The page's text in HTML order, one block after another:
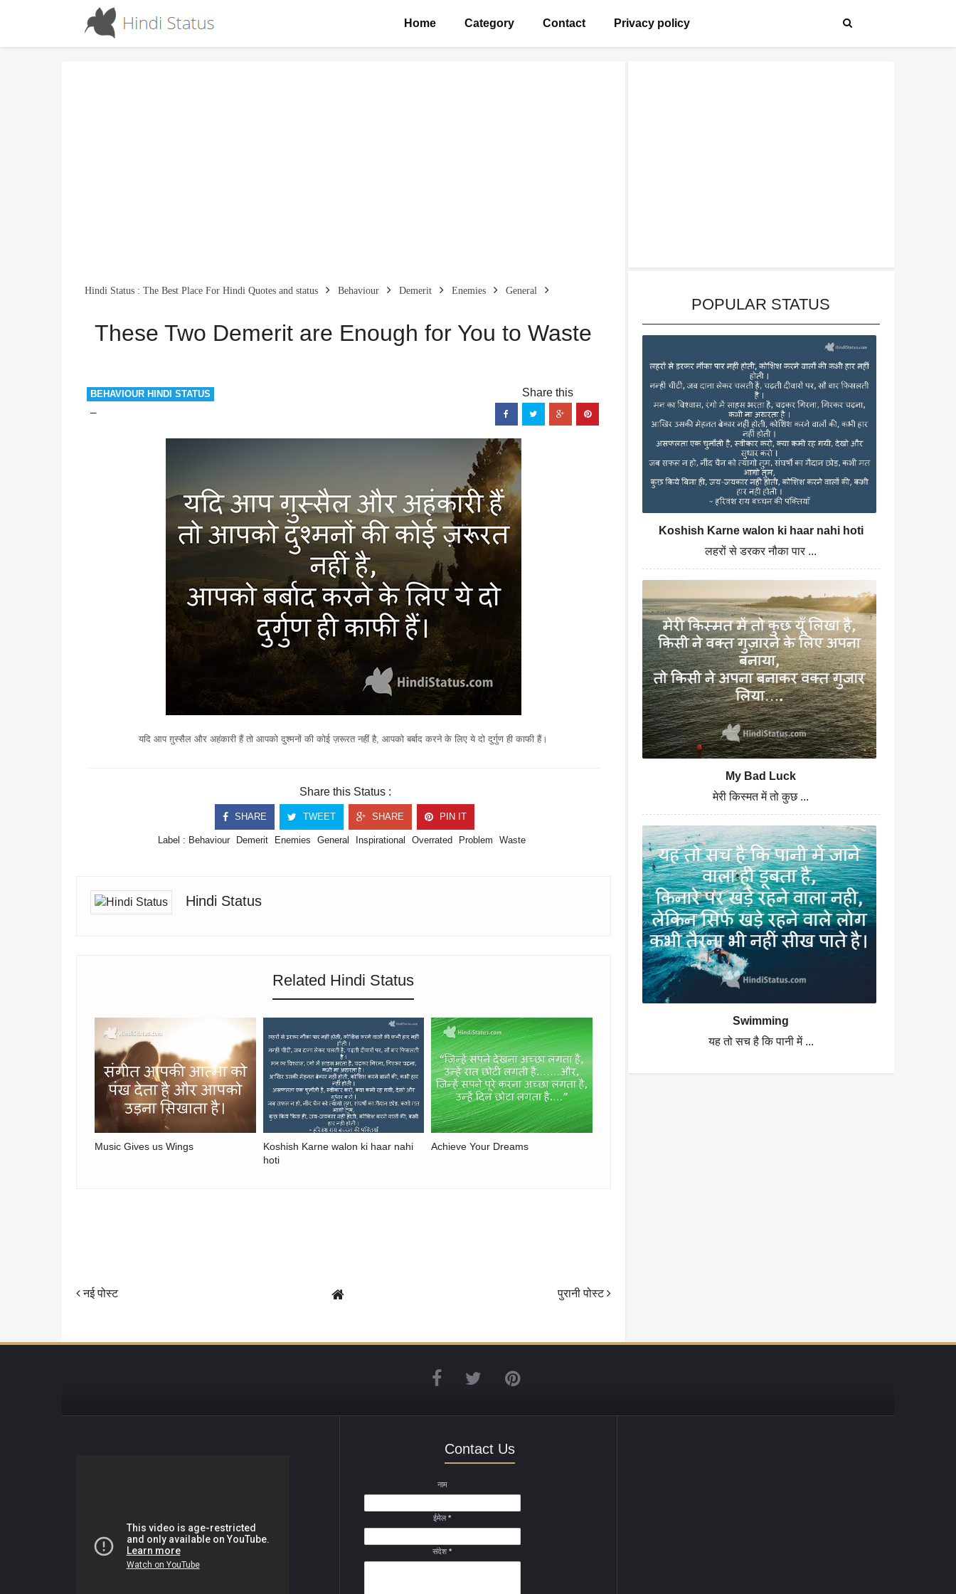
Home Category Contact Privacy policy
Hindi Status : The Best Place For Hindi Quotes and status Behaviour Demerit Enemies General
Inspirational Overrated Problem Waste These Two Demerit are Enough for You to Waste
These Two Demerit are Enough for You to Waste
BEHAVIOUR HINDI STATUS
यदि आप ग़ुस्सैल और अहंकारी हैं तो आपको दुश्मनों की कोई ज़रूरत नहीं है, आपको बर्बाद करने के लिए ये दो दुर्गुण ही काफी हैं।
Share this Status :
SHARE TWEET SHARE PIN IT
Label : Behaviour Demerit Enemies General Inspirational Overrated Problem Waste
Hindi Status
Related Hindi Status
Music Gives us Wings
Koshish Karne walon ki haar nahi
hoti
Achieve Your Dreams
नई पोस्ट पुरानी पोस्ट
POPULAR STATUS
Koshish Karne walon ki haar nahi hoti
लहरों से डरकर नौका पार ...
My Bad Luck
मेरी किस्मत में तो कुछ ...
Swimming
यह तो सच है कि पानी में ...
Contact Us
नाम
ईमेल*
संदेश*